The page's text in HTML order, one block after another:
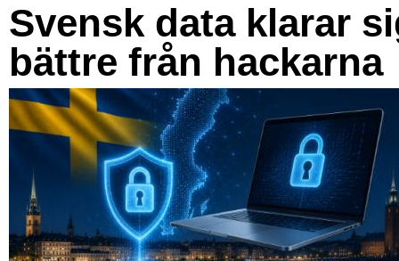
Svensk data klarar
bättre från hackarna